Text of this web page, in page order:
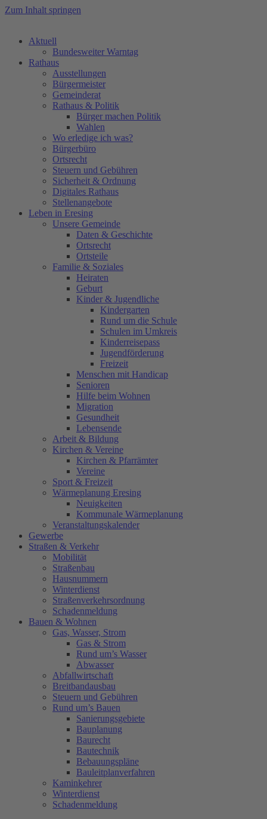
Zum Inhalt springen
Aktuell
Bundesweiter Warntag
Rathaus
Ausstellungen
Bürgermeister
Gemeinderat
Rathaus & Politik
Bürger machen Politik
Wahlen
Wo erledige ich was?
Bürgerbüro
Ortsrecht
Steuern und Gebühren
Sicherheit & Ordnung
Digitales Rathaus
Stellenangebote
Leben in Eresing
Unsere Gemeinde
Daten & Geschichte
Ortsrecht
Ortsteile
Familie & Soziales
Heiraten
Geburt
Kinder & Jugendliche
Kindergarten
Rund um die Schule
Schulen im Umkreis
Kinderreisepass
Jugendförderung
Freizeit
Menschen mit Handicap
Senioren
Hilfe beim Wohnen
Migration
Gesundheit
Lebensende
Arbeit & Bildung
Kirchen & Vereine
Kirchen & Pfarrämter
Vereine
Sport & Freizeit
Wärmeplanung Eresing
Neuigkeiten
Kommunale Wärmeplanung
Veranstaltungskalender
Gewerbe
Straßen & Verkehr
Mobilität
Straßenbau
Hausnummern
Winterdienst
Straßenverkehrsordnung
Schadenmeldung
Bauen & Wohnen
Gas, Wasser, Strom
Gas & Strom
Rund um’s Wasser
Abwasser
Abfallwirtschaft
Breitbandausbau
Steuern und Gebühren
Rund um’s Bauen
Sanierungsgebiete
Bauplanung
Baurecht
Bautechnik
Bebauungspläne
Bauleitplanverfahren
Kaminkehrer
Winterdienst
Schadenmeldung